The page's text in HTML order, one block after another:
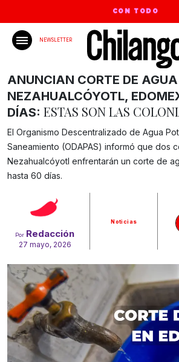
CON TODO
NEWSLETTER
Por Redacción
27 mayo, 2026
Noticias
ANUNCIAN CORTE DE AGUA
NEZAHUALCÓYOTL,
DÍAS: ESTAS SON LAS
El Organismo Descentralizado de Agua
Saneamiento (ODAPAS) informó que dos
Nezahualcóyotl enfrentarán un corte de
hasta 60 días.